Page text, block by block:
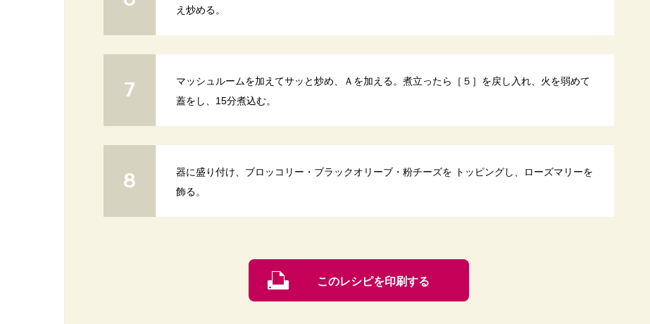
え炒める。
マッシュルームを加えてサッと炒め、Ａを加える。煮立ったら［５］を戻し入れ、火を弱めて
蓋をし、15分煮込む。
器に盛り付け、ブロッコリー・ブラックオリーブ・粉チーズを トッピングし、ローズマリーを
飾る。
このレシピを印刷する